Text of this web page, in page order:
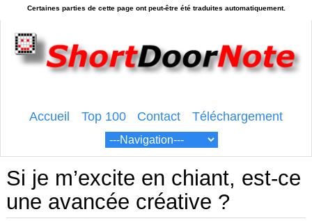
Accueil Top 100 Contact Téléchargement
Si je m’excite en chiant, est-ce
une avancée créative ?